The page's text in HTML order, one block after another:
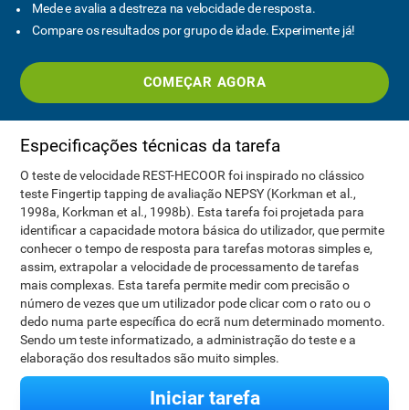
Mede e avalia a destreza na velocidade de resposta.
Compare os resultados por grupo de idade. Experimente já!
COMEÇAR AGORA
Especificações técnicas da tarefa
O teste de velocidade REST-HECOOR foi inspirado no clássico
teste Fingertip tapping de avaliação NEPSY (Korkman et al.,
1998a, Korkman et al., 1998b). Esta tarefa foi projetada para
identificar a capacidade motora básica do utilizador, que permite
conhecer o tempo de resposta para tarefas motoras simples e,
assim, extrapolar a velocidade de processamento de tarefas
mais complexas. Esta tarefa permite medir com precisão o
número de vezes que um utilizador pode clicar com o rato ou o
dedo numa parte específica do ecrã num determinado momento.
Sendo um teste informatizado, a administração do teste e a
elaboração dos resultados são muito simples.
Iniciar tarefa